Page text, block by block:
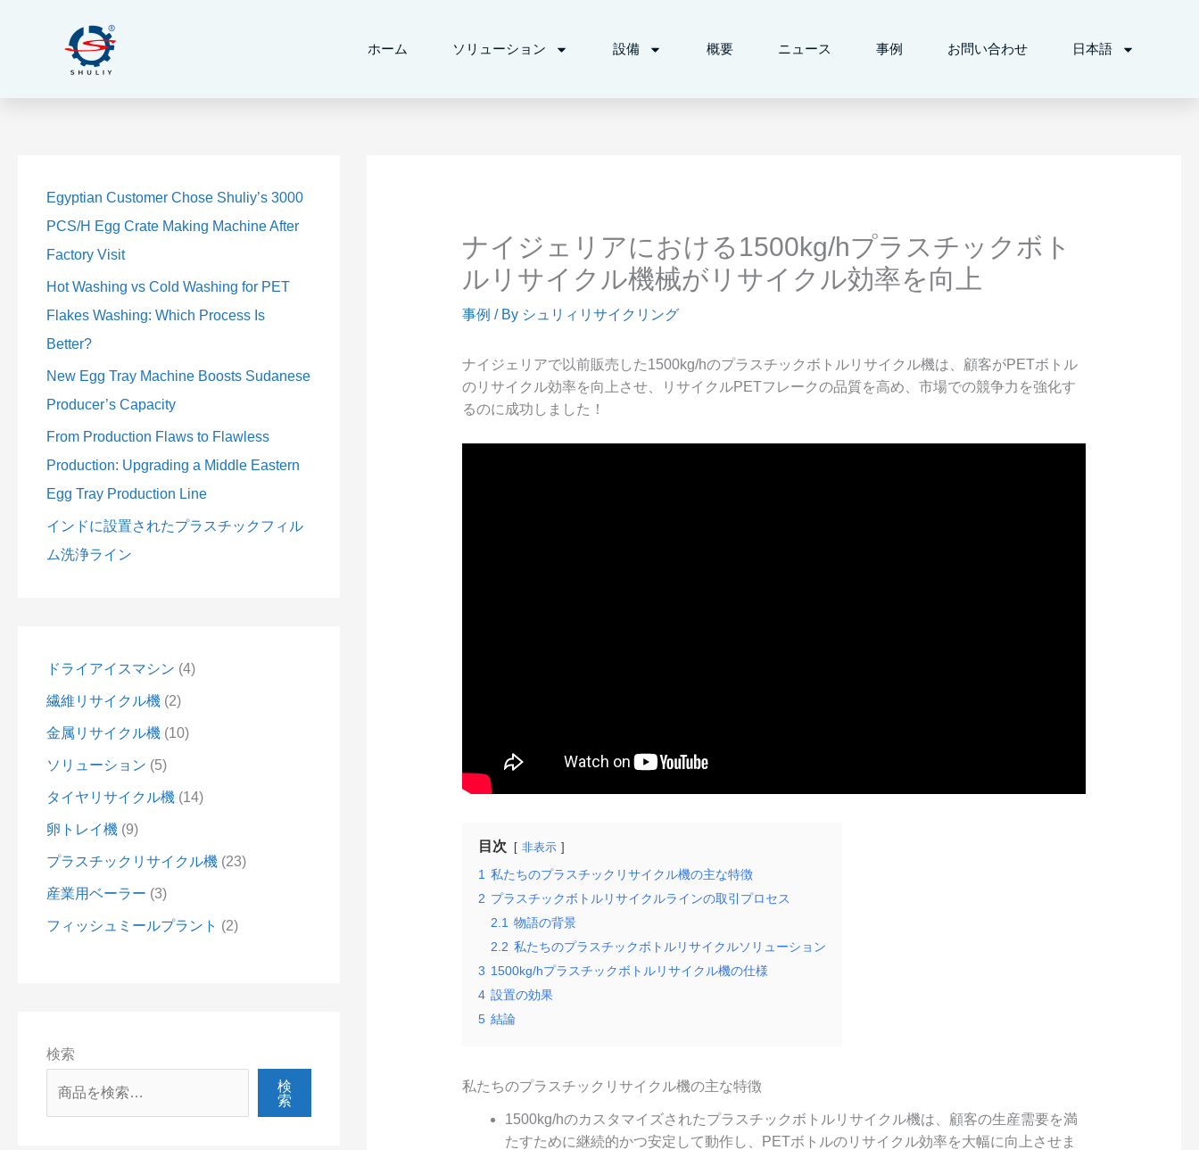
ホーム ソリューション 設備 概要 ニュース 事例 お問い合わせ 日本語
Egyptian Customer Chose Shuliy’s 3000
PCS/H Egg Crate Making Machine After
Factory Visit
Hot Washing vs Cold Washing for PET
Flakes Washing: Which Process Is
Better?
New Egg Tray Machine Boosts Sudanese
Producer’s Capacity
From Production Flaws to Flawless
Production: Upgrading a Middle Eastern
Egg Tray Production Line
インドに設置されたプラスチックフィル
ム洗浄ライン
ドライアイスマシン 4
個
の
品
繊維リサイクル機 2
個
の
品
金属リサイクル機 10
0
個
商
品
ソリューション 5
個
の
品
タイヤリサイクル機 14
4
個
商
品
卵トレイ機 9
個
の
品
プラスチックリサイクル機 23
3
個
商
品
産業用ベーラー 3
個
の
品
フィッシュミールプラント 2
個
の
品
検索
検
索
個
の
品
個
の
品
0
個
商
品
個
の
品
4
個
商
品
個
の
品
3
個
商
品
個
の
品
個
の
品
ナイジェリアにおける1500kg/hプラスチックボト
ルリサイクル機械がリサイクル効率を向上
事例 / By シュリィリサイクリング
ナイジェリアで以前販売した1500kg/hのプラスチックボトルリサイクル機は、顧客がPETボトル
のリサイクル効率を向上させ、リサイクルPETフレークの品質を高め、市場での競争力を強化す
るのに成功しました！
目次 非表示
1 私たちのプラスチックリサイクル機の主な特徴
2 プラスチックボトルリサイクルラインの取引プロセス
2.1 物語の背景
2.2 私たちのプラスチックボトルリサイクルソリューション
3 1500kg/hプラスチックボトルリサイクル機の仕様
4 設置の効果
5 結論
私たちのプラスチックリサイクル機の主な特徴
1500kg/hのカスタマイズされたプラスチックボトルリサイクル機は、顧客の生産需要を満
たすために継続的かつ安定して動作し、PETボトルのリサイクル効率を大幅に向上させま